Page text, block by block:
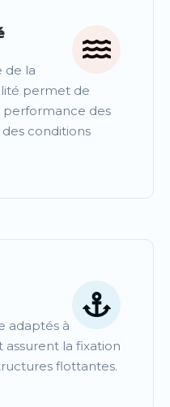
de la
permet de
performance des
conditions
adaptés à
la fixation
flottantes.